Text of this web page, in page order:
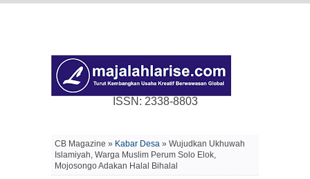
ISSN: 2338-8803
CB Magazine » Kabar Desa » Wujudkan Ukhuwah
Islamiyah, Warga Muslim Perum Solo Elok,
Mojosongo Adakan Halal Bihalal